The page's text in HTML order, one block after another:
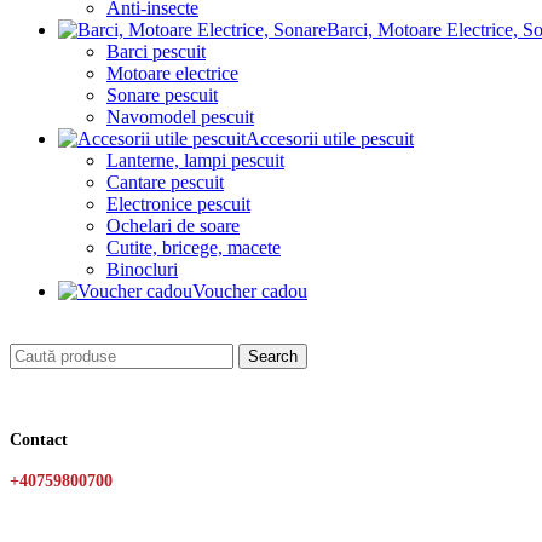
Anti-insecte
Barci, Motoare Electrice,
Barci pescuit
Motoare electrice
Sonare pescuit
Navomodel pescuit
Accesorii utile pescuit
Lanterne, lampi pescuit
Cantare pescuit
Electronice pescuit
Ochelari de soare
Cutite, bricege, macete
Binocluri
Voucher cadou
Search
Contact
+40759800700